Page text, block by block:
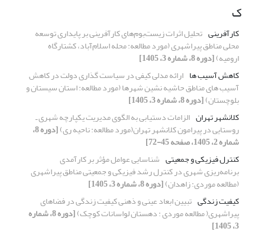
ک
کارآفرینی تحلیل اثرات زیست‌بوم‌های کارآفرینی بر پایداری توسعه
محلی مناطق پیراشهری (مورد مطالعه: محله اسلام‌آباد، کشتارگاه
ارومیه)[دوره 8، شماره 3، 1405]
کاهش آسیب ها ارائه مدلی کیفی در سیاست گذاری دولت در کاهش
آسیب های مناطق حاشیه نشین شهرها (مورد مطالعه: استان سیستان و
بلوچستان)[دوره 8، شماره 3، 1405]
کلانشهر تهران الزامات دستیابی به الگوی مدیریت یکپارچه شهری ـ
روستاییدر پیرامون کلانشهر تهران(مورد مطالعه: ناحیه ری) [دوره 8،
شماره 2، 1405، صفحه 45-72]
کنترل فیزیکی و جمعیتی شناسایی عوامل مؤثر بر کارآمدی
برنامه‌ریزی شهری در کنترل رشد فیزیکی و جمعیتی مناطق پیراشهری
(مطالعه موردی: زاهدان)[دوره 8، شماره 3، 1405]
کیفیت زندگی تبیین ابعاد عینی و ذهنی کیفیت زندگی در فضاهای
پیراشهری( مطالعه موردی : دهستان لواسانات کوچک) [دوره 8، شماره
3، 1405]